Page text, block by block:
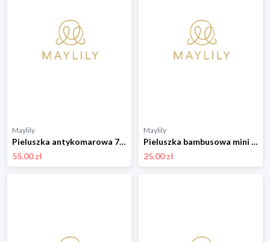
Maylily
Pieluszka antykomarowa 70x70 - Srebrne piórka
55.00 zł
Maylily
Pieluszka bambusowa mini 25x25 - Wilkiway
25.00 zł